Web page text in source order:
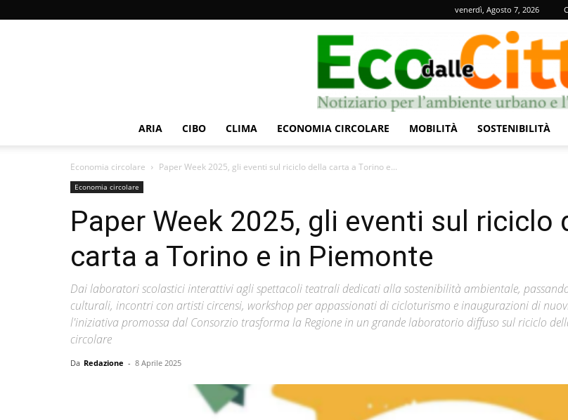
venerdì, Agosto 7, 2026
ARIA CIBO CLIMA ECONOMIA CIRCOLARE MOBILITÀ SOSTENIBILITÀ
Economia circolare Paper Week 2025, gli eventi sul riciclo della carta a Torino e...
Economia circolare
Paper Week 2025, gli eventi sul riciclo
carta a Torino e in Piemonte
Dai laboratori scolastici interattivi agli spettacoli teatrali dedicati alla sostenibilità ambientale,
culturali, incontri con artisti circensi, workshop per appassionati di cicloturismo e inaugurazioni di
l'iniziativa promossa dal Consorzio trasforma la Regione in un grande laboratorio diffuso sul riciclo
circolare
Da Redazione - 8 Aprile 2025